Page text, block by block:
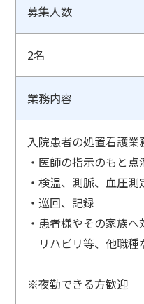
募集人数
2名
業務内容
入院患者の処置看護業
・医師の指示のもと点
・検温、測脈、血圧測
・巡回、記録
・患者様やその家族
リハビリ等、
※夜勤できる方歓迎